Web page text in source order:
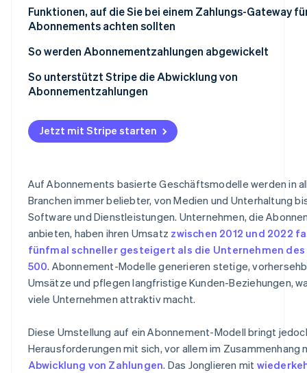
1. Der Kunde bzw. die Kundin registriert sich
3. Das System zur Verwaltung von Abonnements
Details zum Abonnement
4. Das Zahlungsgateway und der Abwickler bearbeiten
5. Die Transaktion wird autorisiert
informiert
Funktionen, auf die Sie bei einem Zahlungs-Gateway
Abonnements achten sollten
So werden Abonnementzahlungen abgewickelt
So unterstützt Stripe die Abwicklung von
Abonnementzahlungen
Jetzt mit Stripe starten
Auf Abonnements basierte Geschäftsmodelle werden in
Branchen immer beliebter, von Medien und Unterhaltung
Software und Dienstleistungen. Unternehmen, die
anbieten, haben ihren Umsatz zwischen 2012 und 2022
fünfmal schneller gesteigert als die Unternehmen des
500. Abonnement-Modelle generieren stetige,
Umsätze und pflegen langfristige Kunden-Beziehungen,
viele Unternehmen attraktiv macht.
Diese Umstellung auf ein Abonnement-Modell bringt
Herausforderungen mit sich, vor allem im Zusammenhang
Abwicklung von Zahlungen. Das Jonglieren mit